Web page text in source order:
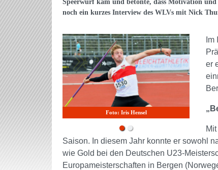
Speerwurf kam und betonte, dass Motivation
noch ein kurzes Interview des WLVs mit Nick
Foto: Iris Hensel
er
Saison. In diesem Jahr konnte er sowohl
wie Gold bei den Deutschen U23-
Europameisterschaften in Bergen